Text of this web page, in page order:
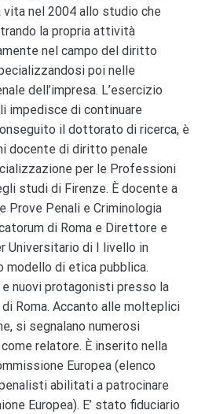
vita nel 2004 allo studio che
la propria attività
nel campo del diritto
poi nelle
dell’impresa. L’esercizio
impedisce di continuare
il dottorato di ricerca, è
docente di diritto penale
per le Professioni
studi di Firenze. È docente a
Penali e Criminologia
di Roma e Direttore e
Universitario di I livello in
modello di etica pubblica.
nuovi protagonisti presso la
Roma. Accanto alle molteplici
si segnalano numerosi
relatore. È inserito nella
Europea (elenco
abilitati a patrocinare
Europea). E’ stato fiduciario